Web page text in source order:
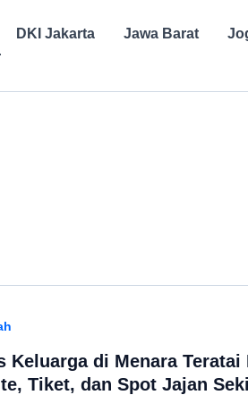
DKI Jakarta Jawa Barat
Keluarga di Menara Teratai
Tiket, dan Spot Jajan